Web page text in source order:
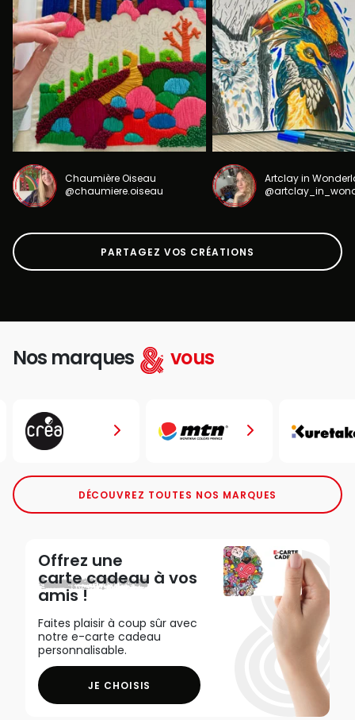
Chaumière Oiseau
@chaumiere.oiseau
Artclay in
PARTAGEZ VOS CRÉATIONS
Nos marques vous
DÉCOUVREZ TOUTES NOS MARQUES
Offrez une
carte cadeau à vos
amis !
Faites plaisir à coup sûr avec
notre e-carte cadeau
personnalisable.
JE CHOISIS